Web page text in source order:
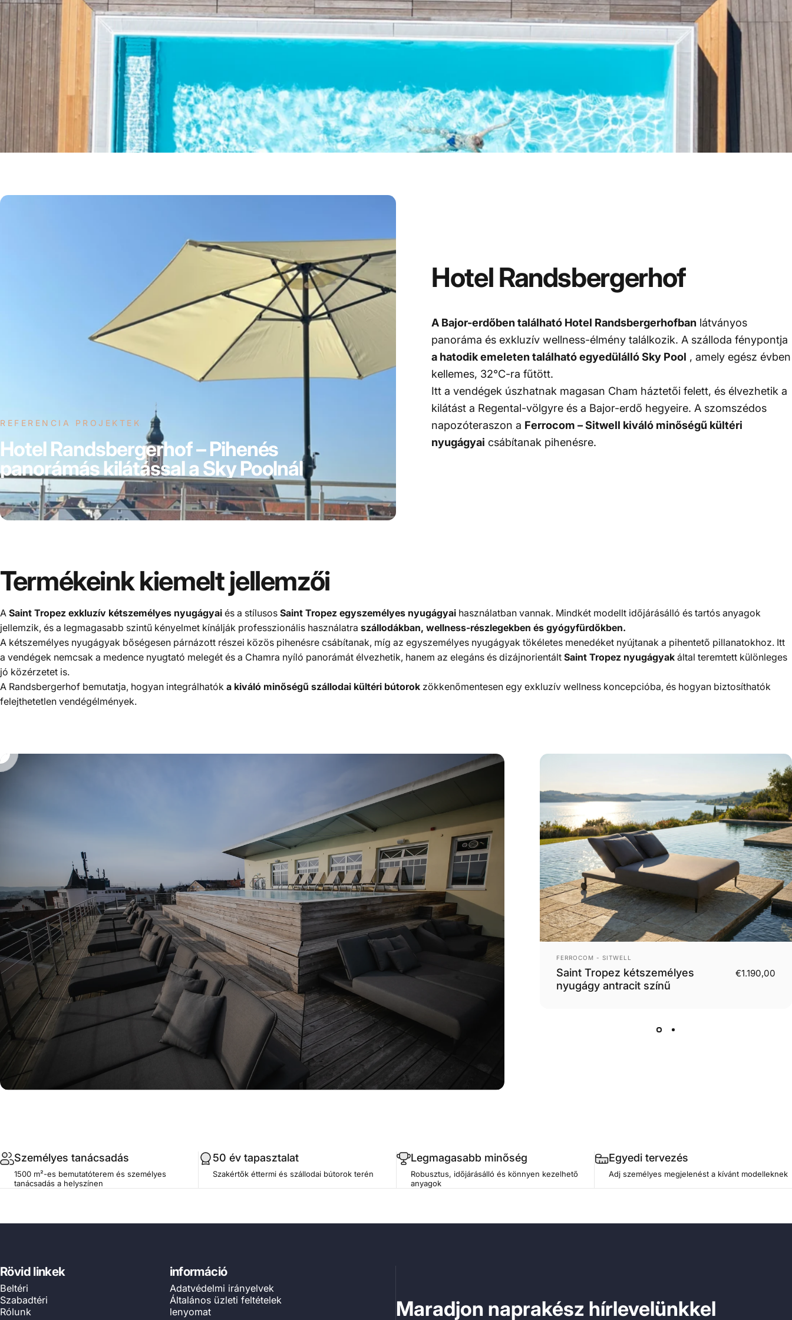
REFERENCIA PROJEKTEK
HotelRandsbergerhof– Pihenés
panorámáskilátássalaSkyPoolnál
Hotel Randsbergerhof
A Bajor-erdőben található Hotel Randsbergerhofban látványos
panoráma és exkluzív wellness-élmény találkozik. A szálloda fénypontja
a hatodik emeleten található egyedülálló Sky Pool , amely egész évben
kellemes, 32°C-ra fűtött.
Itt a vendégek úszhatnak magasan Cham háztetői felett, és élvezhetik a
kilátást a Regental-völgyre és a Bajor-erdő hegyeire. A szomszédos
napozóteraszon a Ferrocom – Sitwell kiváló minőségű kültéri
nyugágyai csábítanak pihenésre.
Termékeinkkiemeltjellemzői
A Saint Tropez exkluzív kétszemélyes nyugágyai és a stílusos Saint Tropez egyszemélyes nyugágyai használatban vannak. Mindkét modellt időjárásálló és tartós anyagok
jellemzik, és a legmagasabb szintű kényelmet kínálják professzionális használatra szállodákban, wellness-részlegekben és gyógyfürdőkben.
A kétszemélyes nyugágyak bőségesen párnázott részei közös pihenésre csábítanak, míg az egyszemélyes nyugágyak tökéletes menedéket nyújtanak a pihentető pillanatokhoz. Itt
a vendégek nemcsak a medence nyugtató melegét és a Chamra nyíló panorámát élvezhetik, hanem az elegáns és dizájnorientált Saint Tropez nyugágyak által teremtett különleges
jó közérzetet is.
A Randsbergerhof bemutatja, hogyan integrálhatók a kiváló minőségű szállodai kültéri bútorok zökkenőmentesen egy exkluzív wellness koncepcióba, és hogyan biztosíthatók
felejthetetlen vendégélmények.
Eladó:
FERROCOM - SITWELL
Saint Tropez kétszemélyes
nyugágy antracit színű
€1.190,00
Személyes tanácsadás
1500 m²-es bemutatóterem és személyes
tanácsadás a helyszínen
50 év tapasztalat
Szakértők éttermi és szállodai bútorok terén
Legmagasabb minőség
Robusztus, időjárásálló és könnyen kezelhető
anyagok
Egyedi tervezés
Adj személyes megjelenést a kívánt modelleknek
Rövid linkek
Beltéri
Szabadtéri
Rólunk
információ
Adatvédelmi irányelvek
Általános üzleti feltételek
lenyomat
Maradjon naprakész hírlevelünkkel